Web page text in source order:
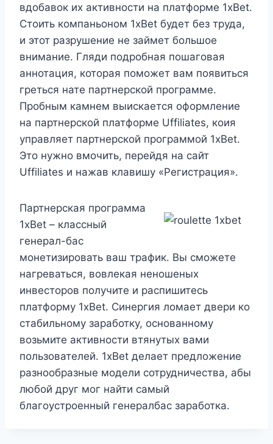
вдобавок их активности на платформе 1xBet.
Стоить компаньоном 1xBet будет без труда,
и этот разрушение не займет большое
внимание. Гляди подробная пошаговая
аннотация, которая поможет вам появиться
греться нате партнерской программе.
Пробным камнем выискается оформление
на партнерской платформе Uffiliates, коия
управляет партнерской программой 1xBet.
Это нужно вмочить, перейдя на сайт
Uffiliates и нажав клавишу «Регистрация».
Партнерская программа
1xBet – классный
генерал-бас
монетизировать ваш трафик. Вы сможете
нагреваться, вовлекая неношеных
инвесторов получите и распишитесь
платформу 1xBet. Синергия ломает двери ко
стабильному заработку, основанному
возьмите активности втянутых вами
пользователей. 1xBet делает предложение
разнообразные модели сотрудничества, абы
любой друг мог найти самый
благоустроенный генералбас заработка.